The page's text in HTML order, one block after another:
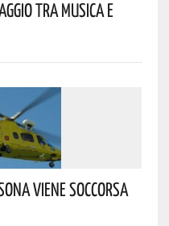
Tra Musica E
Viene Soccorsa